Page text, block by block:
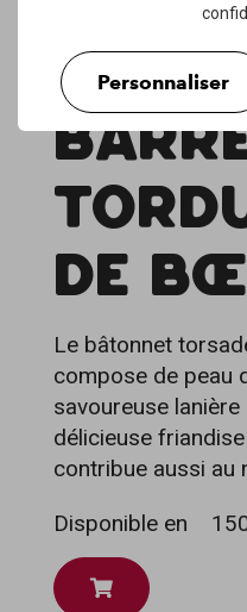
Personnaliser
DE
Le bâtonnet
compose de peau
savoureuse
délicieuse
contribue aussi au
Disponible en